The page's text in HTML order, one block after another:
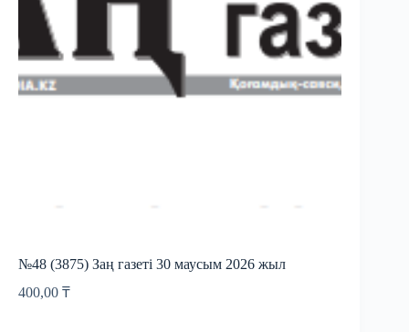
№48 (3875) Заң газеті 30 маусым 2026 жыл
400,00 ₸